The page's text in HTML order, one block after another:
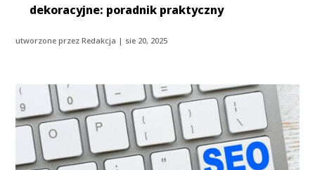
dekoracyjne: poradnik praktyczny
utworzone przezRedakcja | sie 20, 2025